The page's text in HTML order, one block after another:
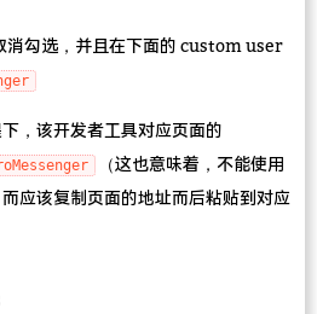
勾选，并且在下面的 custom user
，该开发者工具对应页面的
（这也意味着，不能使用
应该复制页面的地址而后粘贴到对应